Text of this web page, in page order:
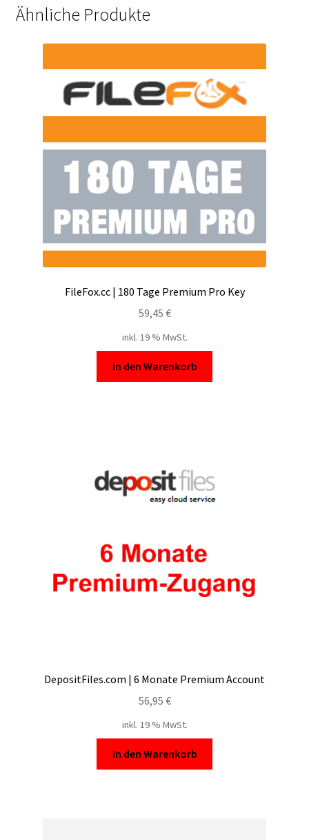
Ähnliche Produkte
FileFox.cc | 180 Tage Premium Pro Key
59,45 €
inkl. 19 % MwSt.
In den Warenkorb
DepositFiles.com | 6 Monate Premium Account
56,95 €
inkl. 19 % MwSt.
In den Warenkorb